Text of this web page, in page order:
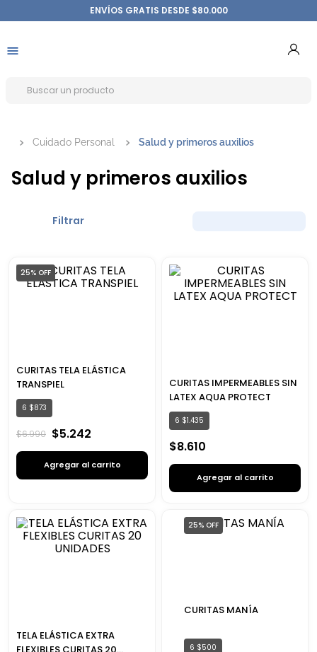
ENVÍOS GRATIS DESDE $80.000
Cuidado Personal Salud y primeros auxilios
Salud y primeros auxilios
Filtrar
25% OFF
CURITAS TELA ELÁSTICA
TRANSPIEL
6 $873
$6.990 $5.242
Agregar al carrito
CURITAS IMPERMEABLES SIN
LATEX AQUA PROTECT
6 $1.435
$8.610
Agregar al carrito
TELA ELÁSTICA EXTRA
FLEXIBLES CURITAS 20
25%OFF
CURITAS MANÍA
6 $500